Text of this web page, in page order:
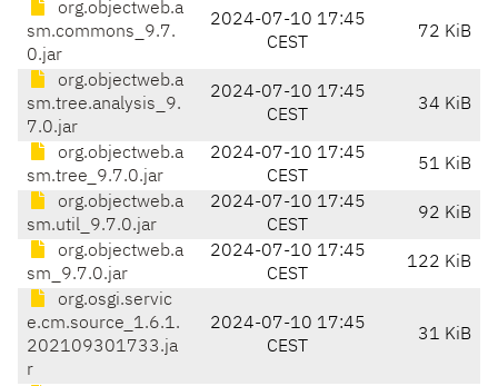
org.objectweb.a
sm.commons_9.7.
0.jar
2024-07-10 17:45
CEST
72 KiB
org.objectweb.a
sm.tree.analysis_9.
7.0.jar
2024-07-10 17:45
CEST
34 KiB
org.objectweb.a
sm.tree_9.7.0.jar
2024-07-10 17:45
CEST
51 KiB
org.objectweb.a
sm.util_9.7.0.jar
2024-07-10 17:45
CEST
92 KiB
org.objectweb.a
sm_9.7.0.jar
2024-07-10 17:45
CEST
122 KiB
org.osgi.servic
e.cm.source_1.6.1.
202109301733.ja
r
2024-07-10 17:45
CEST
31 KiB